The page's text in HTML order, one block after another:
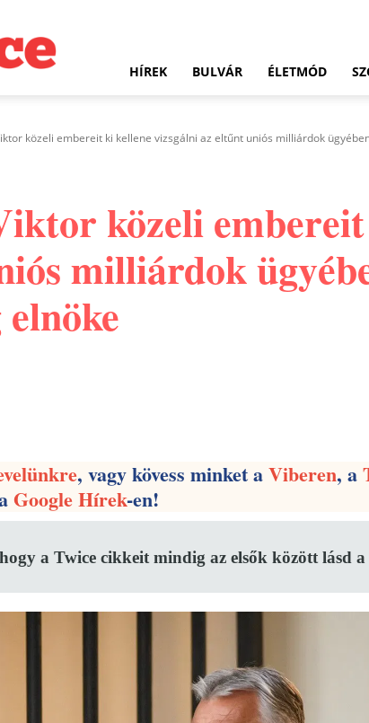
HÍREK BULVÁR ÉLETMÓD
közeli embereit ki kellene vizsgálni az eltűnt uniós milliárdok
közeli
milliárdok
, vagy kövess minket aViberen, a
Google Hírek-en!
a Twice cikkeit mindig az elsők között lásd a